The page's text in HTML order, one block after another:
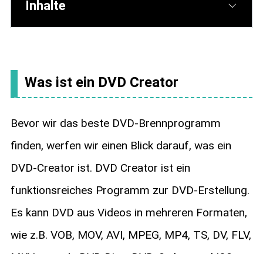
Inhalte
Was ist ein DVD Creator
Bevor wir das beste DVD-Brennprogramm
finden, werfen wir einen Blick darauf, was ein
DVD-Creator ist. DVD Creator ist ein
funktionsreiches Programm zur DVD-Erstellung.
Es kann DVD aus Videos in mehreren Formaten,
wie z.B. VOB, MOV, AVI, MPEG, MP4, TS, DV, FLV,